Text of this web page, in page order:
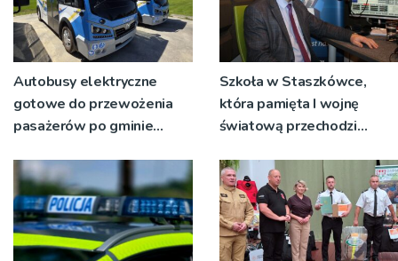
Autobusy elektryczne
gotowe do przewożenia
pasażerów po gminie
Szkoła w Staszkówce,
która pamięta I wojnę
światową przechodzi